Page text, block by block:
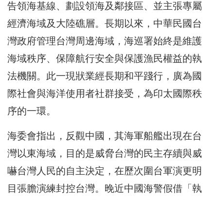
告領海基線、劃設領海及鄰接區、並主張專屬
經濟海域及大陸礁層。長期以來，中華民國台
灣政府管理台灣周邊海域，海巡署始終是維護
海域秩序、保障航行安全與保護漁民權益的執
法機關。此一現狀業經長期和平踐行，廣為國
際社會與海洋使用者社群接受，為印太國際秩
序的一環。
海委會指出，反觀中國，其海軍船艦出現在台
灣以東海域，目的是威脅台灣的民主存續與威
嚇台灣人民的自主決定，在歷次圍台軍演更明
目張膽演練封控台灣。晚近中國海警假借「執